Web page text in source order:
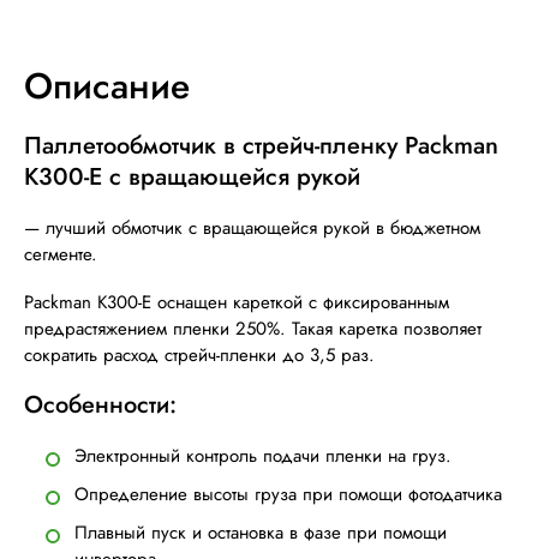
Описание
Паллетообмотчик в стрейч-пленку Packman
K300-E с вращающейся рукой
— лучший обмотчик с вращающейся рукой в бюджетном
сегменте.
Packman K300-E оснащен кареткой с фиксированным
предрастяжением пленки 250%. Такая каретка позволяет
сократить расход стрейч-пленки до 3,5 раз.
Особенности:
Электронный контроль подачи пленки на груз.
Определение высоты груза при помощи фотодатчика
Плавный пуск и остановка в фазе при помощи